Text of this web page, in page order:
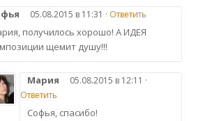
05.08.2015 в 11:31 · Ответить
получилось хорошо! А ИДЕЯ
щемит душу!!!
Мария
05.08.2015 в 12:11 ·
Ответить
Софья, спасибо!